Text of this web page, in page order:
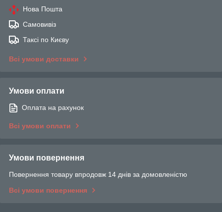
Нова Пошта
Самовивіз
Таксі по Києву
Всі умови доставки
Умови оплати
Оплата на рахунок
Всі умови оплати
Умови повернення
Повернення товару впродовж 14 днів за домовленістю
Всі умови повернення